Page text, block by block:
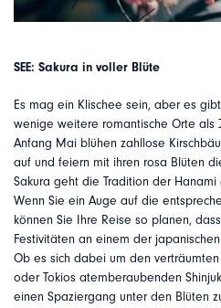
SEE: Sakura in voller Blüte
Es mag ein Klischee sein, aber es
wenige weitere romantische Orte als
Anfang Mai blühen zahllose
auf und feiern mit ihren rosa Blüten
Sakura geht die Tradition der Hanami
Wenn Sie ein Auge auf die
können Sie Ihre Reise so planen,
Festivitäten an einem der
Ob es sich dabei um den
oder Tokios atemberaubenden
einen Spaziergang unter den Blüten